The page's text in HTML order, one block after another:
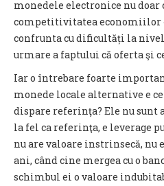
monedele electronice nu doar
competitivitatea economiilor
confrunta cu dificultăți la
urmare a faptului că oferta şi
Iar o întrebare foarte
monede locale alternative e
dispare referinţa? Ele nu sunt
la fel ca referinţa, e leverage
nu are valoare instrinsecă, nu
ani, când cine mergea cu o
schimbul ei o valoare